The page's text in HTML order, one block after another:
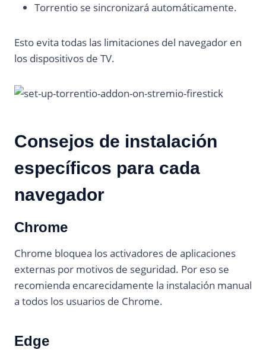
Torrentio se sincronizará automáticamente.
Esto evita todas las limitaciones del navegador en
los dispositivos de TV.
Consejos de instalación
específicos para cada
navegador
Chrome
Chrome bloquea los activadores de aplicaciones
externas por motivos de seguridad. Por eso se
recomienda encarecidamente la instalación manual
a todos los usuarios de Chrome.
Edge